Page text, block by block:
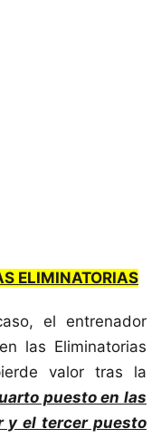
ELIMINATORIAS
el entrenador
las Eliminatorias
valor tras la
puesto en las
y el tercer puesto